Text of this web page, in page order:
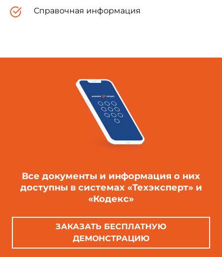
Справочная информация
Все документы и информация о них
доступны в системах «Техэксперт» и
«Кодекс»
ЗАКАЗАТЬ БЕСПЛАТНУЮ
ДЕМОНСТРАЦИЮ